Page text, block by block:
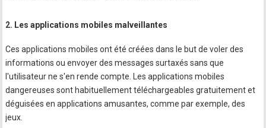
2. Les applications mobiles malveillantes
Ces applications mobiles ont été créées dans le but de voler des
informations ou envoyer des messages surtaxés sans que
l'utilisateur ne s'en rende compte. Les applications mobiles
dangereuses sont habituellement téléchargeables gratuitement et
déguisées en applications amusantes, comme par exemple, des
jeux.